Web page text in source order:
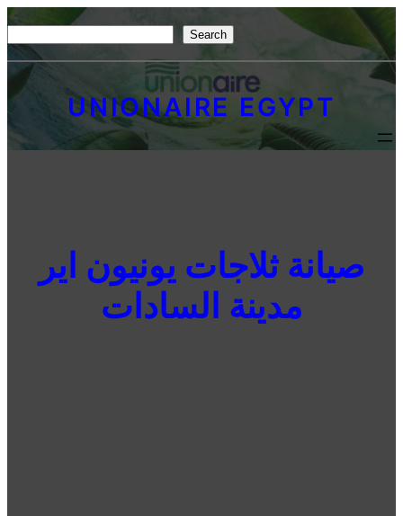
Skip
to
content
e
r
c
Search
UNIONAIRE EGYPT
صيانة ثلاجات يونيون اير
مدينة السادات